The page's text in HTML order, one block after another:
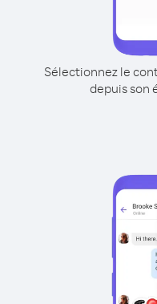
Sélectionnez le
depuis son